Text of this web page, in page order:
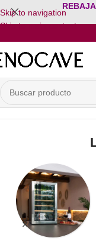
Skip to navigation
Skip to main content
Inicio/Por Marca/Le Nez